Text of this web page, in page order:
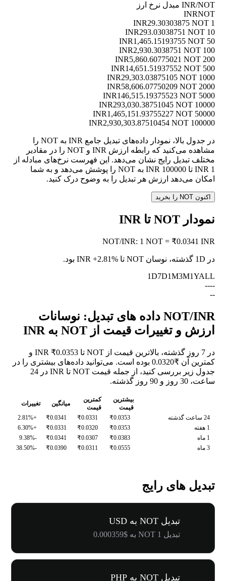
INR/NOT مبدل نرخ ارز
INRNOT
1 INR
29.30303875 NOT
10 INR
293.03038751 NOT
50 INR
1,465.15193755 NOT
100 INR
2,930.3038751 NOT
200 INR
5,860.60775021 NOT
500 INR
14,651.51937552 NOT
1000 INR
29,303.03875105 NOT
2000 INR
58,606.07750209 NOT
5000 INR
146,515.19375523 NOT
10000 INR
293,030.38751045 NOT
50000 INR
1,465,151.93755227 NOT
100000 INR
2,930,303.87510454 NOT
در جدول بالا، نمودار داده‌های تبدیل جامع INR به NOT را
مشاهده می‌کنید که رابطه ارزش INR و NOT را در مقادیر
مختلف تبدیل رایج نشان می‌دهد. این فهرست نرخ‌های مبادله از
1 INR تا 100000 INR به NOT را پوشش می‌دهد و به شما
امکان می‌دهد ارزش هر تبدیل را به وضوح درک کنید.
اکنون NOT را بخرید
نمودار NOT تا INR
NOT/INR: 1 NOT = ₹0.0341 INR
در 1D گذشته، نوسان NOT تا INR +2.81%
بود.
1D7D1M3M1YALL
--
--
--
NOT/INR داده های تبدیل: نوسانات
ارزش و تغییرات قیمت از NOT به INR
در 7 روز گذشته، بالاترین قیمت از NOT تا INR ₹0.0353 و
کمترین آن ₹0.0320 بوده است. می‌توانید داده‌های بیشتری را در
جدول زیر بررسی کنید، از جمله قیمت NOT تا INR در 24
ساعت، 30 روز و 90 روز گذشته.
بیشترین
قیمت
کمترین
قیمت
میانگین
تغییرات
24 ساعت گذشته
₹0.0353
₹0.0331
₹0.0341
+2.81%
1 هفته
₹0.0353
₹0.0320
₹0.0331
+6.30%
1 ماه
₹0.0383
₹0.0307
₹0.0341
-9.38%
3 ماه
₹0.0555
₹0.0311
₹0.0390
-38.50%
تبدیل های رایج
تبدیل NOT به USD
تبدیل 1 NOT به $0.000359
تبدیل NOT به PHP